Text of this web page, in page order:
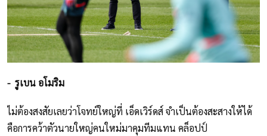
- รูเบน อโมริม
ไม่ต้องสงสัยเลยว่าโจทย์ใหญ่ที่ เอ็ดเวิร์ดส์ จำเป็นต้องสะสางให้ได้
คือการคว้าตัวนายใหญ่คนใหม่มาคุมทีมแทน คล็อปป์